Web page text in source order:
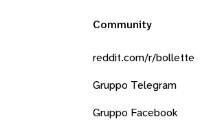
Community
reddit.com/r/bollette
Gruppo Telegram
Gruppo Facebook